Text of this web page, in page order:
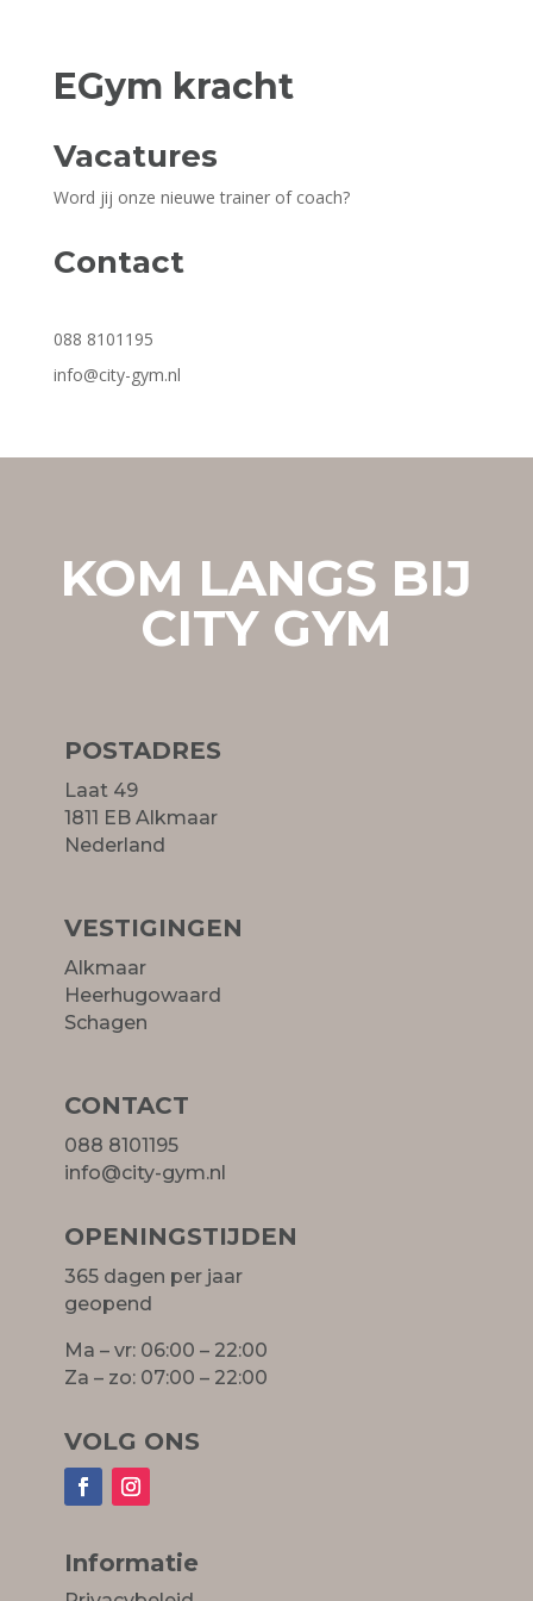
EGym kracht
Vacatures
Word jij onze nieuwe trainer of coach?
Contact
088 8101195
info@city-gym.nl
KOM LANGS BIJ
CITY GYM
POSTADRES
Laat 49
1811 EB Alkmaar
Nederland
VESTIGINGEN
Alkmaar
Heerhugowaard
Schagen
CONTACT
088 8101195
info@city-gym.nl
OPENINGSTIJDEN
365 dagen per jaar
geopend
Ma – vr: 06:00 – 22:00
Za – zo: 07:00 – 22:00
VOLG ONS
Informatie